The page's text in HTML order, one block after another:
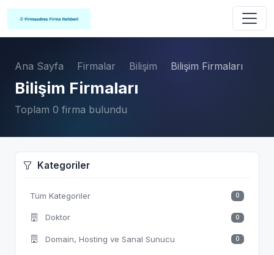
Ana Sayfa Firmalar Bilişim Bilişim Firmaları
Bilişim Firmaları
Toplam 0 firma bulundu
Kategoriler
Tüm Kategoriler 0
Doktor 0
Domain, Hosting ve Sanal Sunucu 0